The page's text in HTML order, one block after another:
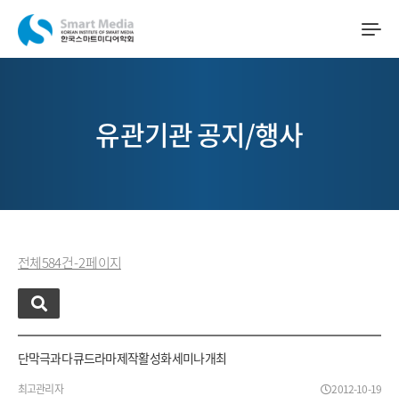
유관기관 공지/행사
전체 584 건 - 2 페이지
단막극과 다큐드라마 제작활성화 세미나 개최
최고관리자 2012-10-19